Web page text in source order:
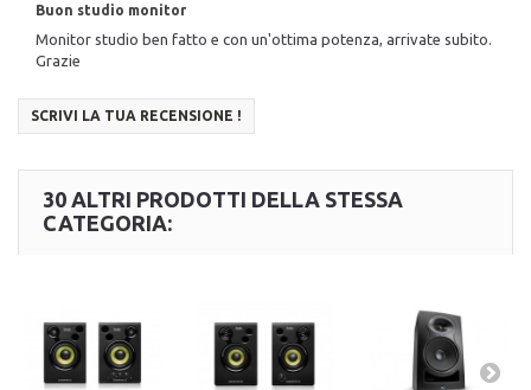
Buon studio monitor
Monitor studio ben fatto e con un'ottima potenza, arrivate subito.
Grazie
SCRIVI LA TUA RECENSIONE !
30 ALTRI PRODOTTI DELLA STESSA
CATEGORIA: